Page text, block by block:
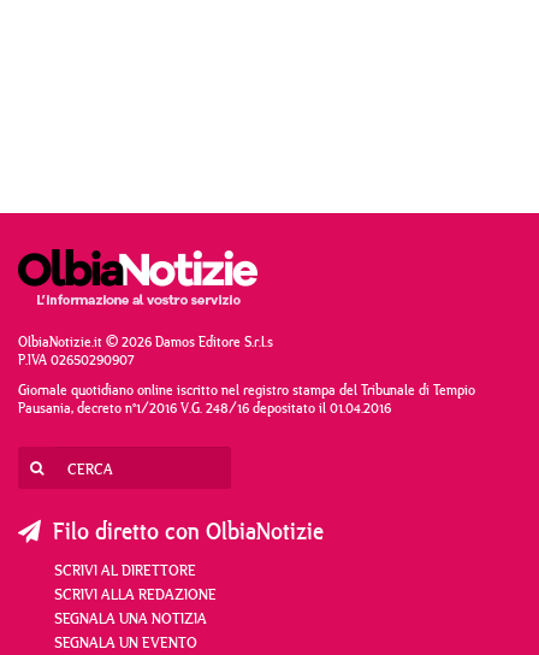
OlbiaNotizie.it © 2026 Damos Editore S.r.l.s
P.IVA 02650290907
Giornale quotidiano online iscritto nel registro stampa del Tribunale di Tempio
Pausania, decreto n°1/2016 V.G. 248/16 depositato il 01.04.2016
Filo diretto con OlbiaNotizie
SCRIVI AL DIRETTORE
SCRIVI ALLA REDAZIONE
SEGNALA UNA NOTIZIA
SEGNALA UN EVENTO